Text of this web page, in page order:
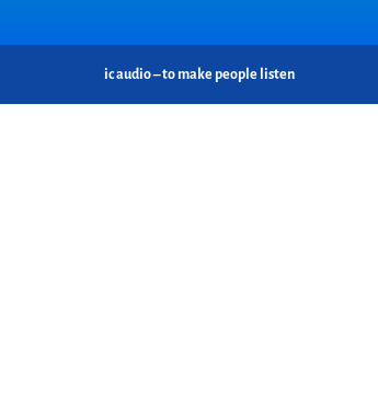
ic audio – to make people listen